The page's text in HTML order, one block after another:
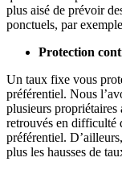
plus aisé de prévoir
ponctuels, par
Protection
Un taux fixe vous
préférentiel. Nous
plusieurs
retrouvés en difficulté
préférentiel.
plus les hausses de